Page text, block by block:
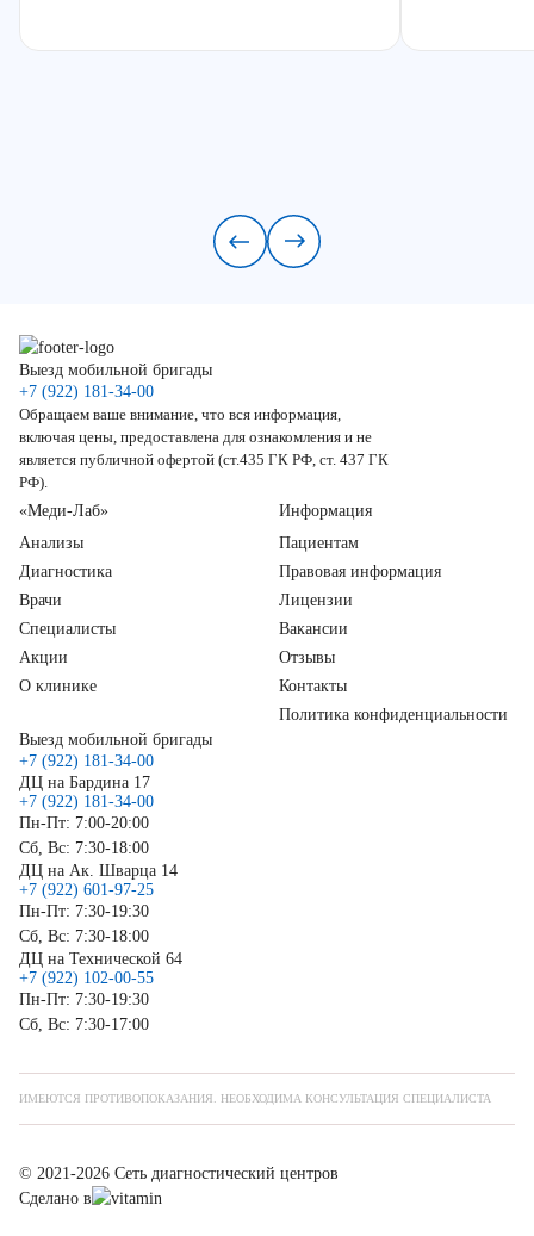
Выезд мобильной бригады
+7 (922) 181-34-00
Обращаем ваше внимание, что вся информация,
включая цены, предоставлена для ознакомления и не
является публичной офертой (ст.435 ГК РФ, ст. 437 ГК
РФ).
«Меди-Лаб»
Анализы
Диагностика
Врачи
Специалисты
Акции
О клинике
Информация
Пациентам
Правовая информация
Лицензии
Вакансии
Отзывы
Контакты
Политика конфиденциальности
Выезд мобильной бригады
+7 (922) 181-34-00
ДЦ на Бардина 17
+7 (922) 181-34-00
Пн-Пт: 7:00-20:00
Сб, Вс: 7:30-18:00
ДЦ на Ак. Шварца 14
+7 (922) 601-97-25
Пн-Пт: 7:30-19:30
Сб, Вс: 7:30-18:00
ДЦ на Технической 64
+7 (922) 102-00-55
Пн-Пт: 7:30-19:30
Сб, Вс: 7:30-17:00
ИМЕЮТСЯ ПРОТИВОПОКАЗАНИЯ. НЕОБХОДИМА КОНСУЛЬТАЦИЯ СПЕЦИАЛИСТА
© 2021-2026 Сеть диагностический центров
Сделано в